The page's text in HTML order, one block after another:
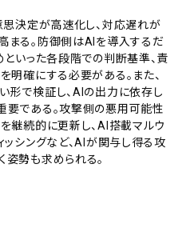
思決定が高速化し、対応遅れが
まる。防御側はAIを導入するだ
といった各段階での判断基準、責
明確にする必要がある。また、
形で検証し、AIの出力に依存し
要である。攻撃側の悪用可能性
継続的に更新し、AI搭載マルウ
ッシングなど、AIが関与し得る攻
勢も求められる。